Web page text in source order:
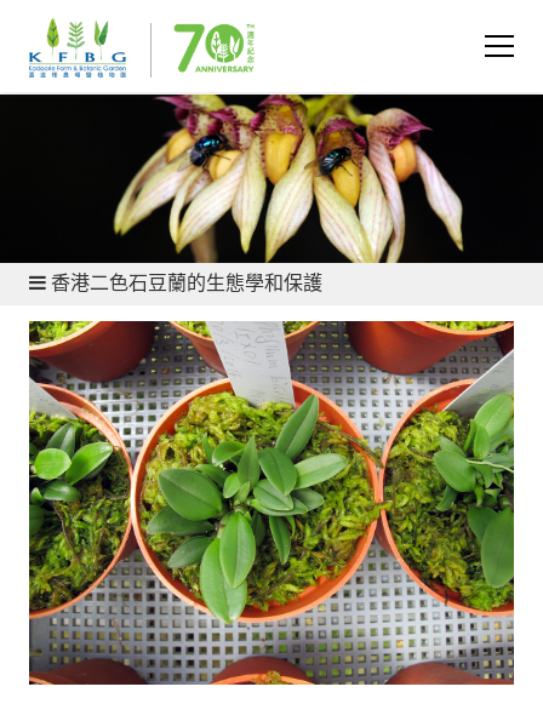
保育與研究 - 植物保育
香港二色石豆蘭的生態學和保護